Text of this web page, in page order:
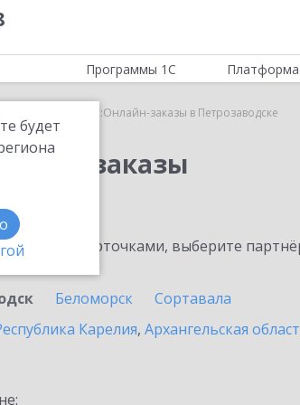
будет
Программы 1С Платформа
1С:Онлайн-заказы в Петрозаводске
заказы
карточками, выберите
Беломорск
Сортавала
Карелия, Архангельская